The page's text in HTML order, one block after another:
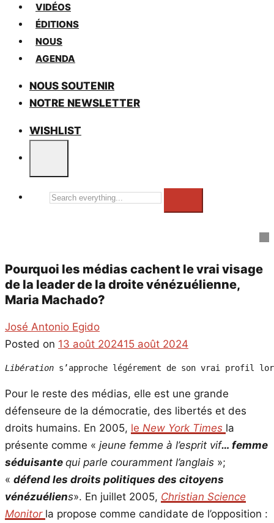
VIDÉOS
ÉDITIONS
NOUS
AGENDA
NOUS SOUTENIR
NOTRE NEWSLETTER
WISHLIST
Search
Pourquoi les médias cachent le vrai visage
de la leader de la droite vénézuélienne,
Maria Machado?
José Antonio Egido
Posted on 13 août 202415 août 2024
Libération s’approche légérement de son vrai profil
Pour le reste des médias, elle est une grande
défenseure de la démocratie, des libertés et des
droits humains. En 2005, le New York Times la
présente comme « jeune femme à l’esprit vif… femme
séduisante qui parle couramment l’anglais »;
« défend les droits politiques des citoyens
vénézuéliens». En juillet 2005, Christian Science
Monitor la propose comme candidate de l’opposition :